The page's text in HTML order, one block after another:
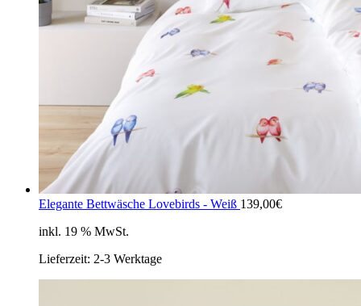
Elegante Bettwäsche Lovebirds - Weiß 139,00€
inkl. 19 % MwSt.
Lieferzeit: 2-3 Werktage